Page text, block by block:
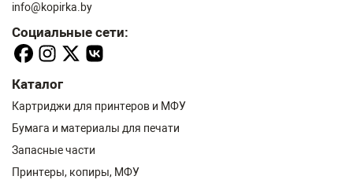
info@kopirka.by
Социальные сети:
Каталог
Картриджи для принтеров и МФУ
Бумага и материалы для печати
Запасные части
Принтеры, копиры, МФУ